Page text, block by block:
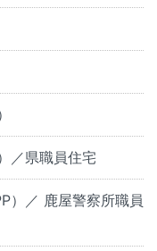
／県職員住宅
）／ 鹿屋警察所職員